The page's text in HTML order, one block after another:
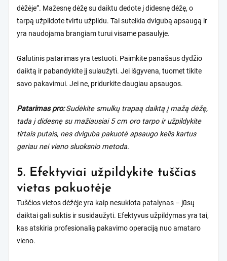
dėžėje”. Mažesnę dėžę su daiktu dedote į didesnę dėžę, o
tarpą užpildote tvirtu užpildu. Tai suteikia dvigubą apsaugą ir
yra naudojama brangiam turui visame pasaulyje.
Galutinis patarimas yra testuoti. Paimkite panašaus dydžio
daiktą ir pabandykite jį sulaužyti. Jei išgyvena, tuomet tikite
savo pakavimui. Jei ne, pridurkite daugiau apsaugos.
Patarimas pro: Sudėkite smulkų trapaą daiktą į mažą dėžę,
tada į didesnę su mažiausiai 5 cm oro tarpo ir užpildykite
tirtais putais, nes dviguba pakuotė apsaugo kelis kartus
geriau nei vieno sluoksnio metoda.
5. Efektyviai užpildykite tuščias
vietas pakuotėje
Tuščios vietos dėžėje yra kaip nesuklota patalynas – jūsų
daiktai gali suktis ir susidaužyti. Efektyvus užpildymas yra tai,
kas atskiria profesionalią pakavimo operaciją nuo amataro
vieno.